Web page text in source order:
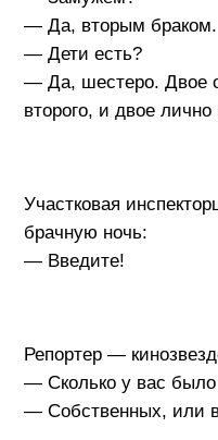
— Да, вторым браком.
— Дети есть?
— Да, шестеро. Двое
второго, и двое
Участковая
брачную ночь:
— Введите!
Репортер —
— Сколько у вас
— Собственных, или